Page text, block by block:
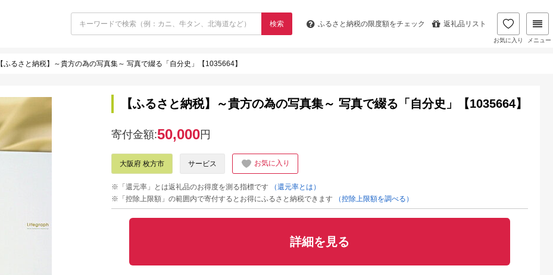
検索 ふるさと納税の限度額をチェック 返礼品リスト
お気に入り メニュー
【ふるさと納税】～貴方の為の写真集～ 写真で綴る「自分史」【1035664】
【ふるさと納税】～貴方の為の写真集～ 写真で綴る「自分史」【1035664】
寄付金額:50,000円
大阪府 枚方市 サービス お気に入り
※「還元率」とは返礼品のお得度を測る指標です
（還元率とは）
※「控除上限額」の範囲内で寄付するとお得にふるさと納税できます
（控除上限額を調べる）
詳細を見る